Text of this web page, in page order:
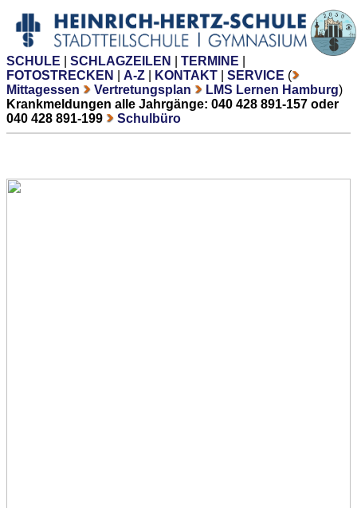
SCHULE SCHLAGZEILEN TERMINE
FOTOSTRECKEN
A-Z KONTAKT SERVICE (
Mittagessen
Vertretungsplan LMS Lernen Hamburg)
Krankmeldungen alle Jahrgänge: 040 428 891-157 oder
040 428 891-199
Schulbüro